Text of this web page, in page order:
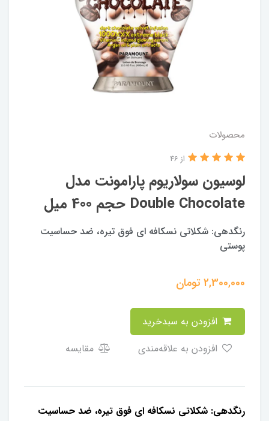
محصولات
لوسیون سولاریوم پارامونت مدل
Double Chocolate حجم 400 میل
از 46
رنگدهی: شکلاتی نسکافه ای فوق تیره، ضد حساسیت
پوستی
2,300,000تومان
مقایسه
رنگدهی: شکلاتی نسکافه ای فوق تیره، ضد حساسیت